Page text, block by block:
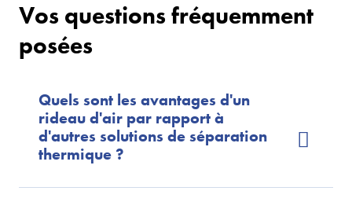
Vos questions fréquemment
posées
Quels sont les avantages d'un
rideau d'air par rapport à
d'autres solutions de séparation
thermique ?